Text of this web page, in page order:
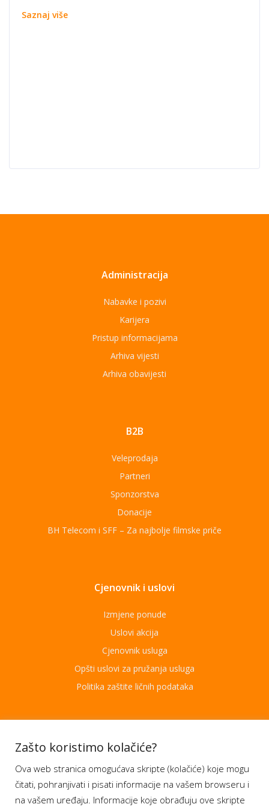
Saznaj više
Administracija
Nabavke i pozivi
Karijera
Pristup informacijama
Arhiva vijesti
Arhiva obavijesti
B2B
Veleprodaja
Partneri
Sponzorstva
Donacije
BH Telecom i SFF – Za najbolje filmske priče
Cjenovnik i uslovi
Izmjene ponude
Uslovi akcija
Cjenovnik usluga
Opšti uslovi za pružanja usluga
Politika zaštite ličnih podataka
Aplikacije
Moj BH Telecom
Dostupnost usluga
Zašto koristimo kolačiće?
Ova web stranica omogućava skripte (kolačiće) koje mogu
čitati, pohranjivati i pisati informacije na vašem browseru i
na vašem uređaju. Informacije koje obrađuju ove skripte